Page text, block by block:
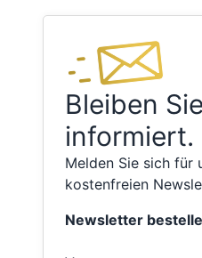
Bleiben Sie
informiert.
Melden Sie sich für
kostenfreien